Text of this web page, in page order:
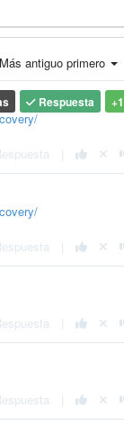
antiguo primero
+1
Respuesta